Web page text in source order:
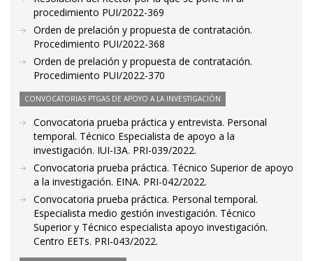
procedimiento PUI/2022-369
Orden de prelación y propuesta de contratación.
Procedimiento PUI/2022-368
Orden de prelación y propuesta de contratación.
Procedimiento PUI/2022-370
CONVOCATORIAS PTGAS DE APOYO A LA INVESTIGACIÓN
Convocatoria prueba práctica y entrevista. Personal
temporal. Técnico Especialista de apoyo a la
investigación. IUI-I3A. PRI-039/2022.
Convocatoria prueba práctica. Técnico Superior de apoyo
a la investigación. EINA. PRI-042/2022.
Convocatoria prueba práctica. Personal temporal.
Especialista medio gestión investigación. Técnico
Superior y Técnico especialista apoyo investigación.
Centro EETs. PRI-043/2022.